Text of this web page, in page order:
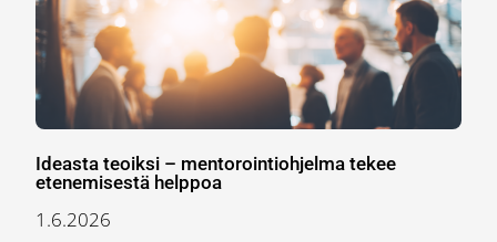
Ideasta teoiksi – mentorointiohjelma tekee
etenemisestä helppoa
1.6.2026